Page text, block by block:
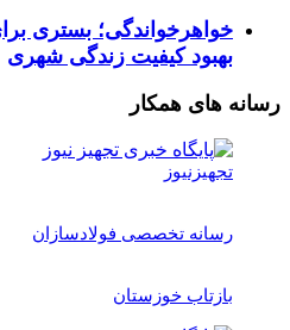
خواهرخواندگی؛ بستری
بهبود کیفیت زندگی شهری
رسانه های همکار
تجهیزنیوز
رسانه تخصصی فولادسازان
بازتاب خوزستان